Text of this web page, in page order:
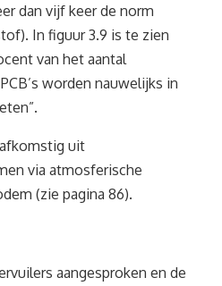
dan vijf keer de norm
In figuur 3.9 is te zien
van het aantal
worden nauwelijks in
uit
via atmosferische
(zie pagina 86).
aangesproken en de